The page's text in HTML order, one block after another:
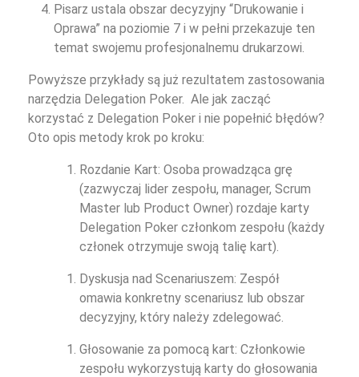
Pisarz ustala obszar decyzyjny “Drukowanie i
Oprawa” na poziomie 7 i w pełni przekazuje ten
temat swojemu profesjonalnemu drukarzowi.
Powyższe przykłady są już rezultatem zastosowania
narzędzia Delegation Poker. Ale jak zacząć
korzystać z Delegation Poker i nie popełnić błędów?
Oto opis metody krok po kroku:
Rozdanie Kart: Osoba prowadząca grę
(zazwyczaj lider zespołu, manager, Scrum
Master lub Product Owner) rozdaje karty
Delegation Poker członkom zespołu (każdy
członek otrzymuje swoją talię kart).
Dyskusja nad Scenariuszem: Zespół
omawia konkretny scenariusz lub obszar
decyzyjny, który należy zdelegować.
Głosowanie za pomocą kart: Członkowie
zespołu wykorzystują karty do głosowania